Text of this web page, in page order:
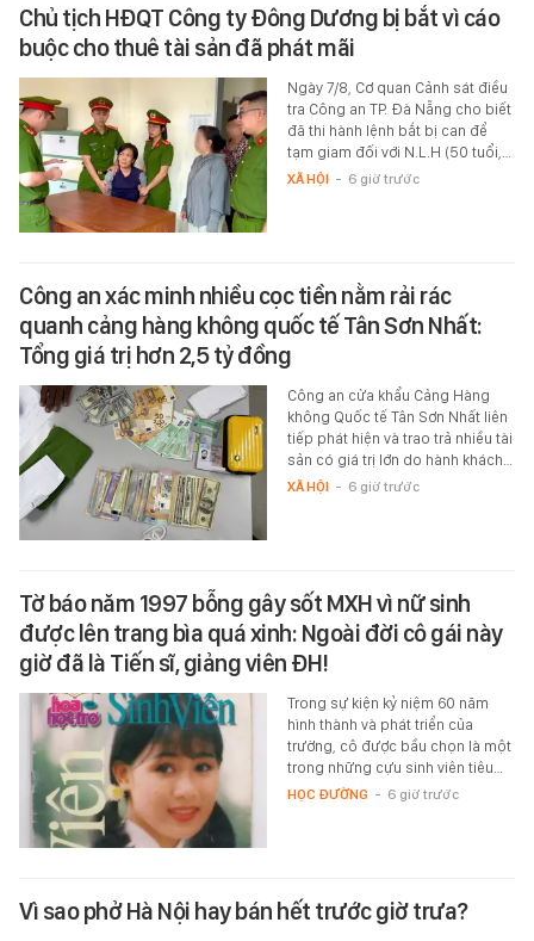
Chủ tịch HĐQT Công ty Đông Dương bị bắt vì cáo
buộc cho thuê tài sản đã phát mãi
Ngày 7/8, Cơ quan Cảnh sát điều
tra Công an TP. Đà Nẵng cho biết
đã thi hành lệnh bắt bị can để
tạm giam đối với N.L.H (50 tuổi,…
XÃ HỘI - 6 giờ trước
Công an xác minh nhiều cọc tiền nằm rải rác
quanh cảng hàng không quốc tế Tân Sơn Nhất:
Tổng giá trị hơn 2,5 tỷ đồng
Công an cửa khẩu Cảng Hàng
không Quốc tế Tân Sơn Nhất liên
tiếp phát hiện và trao trả nhiều tài
sản có giá trị lớn do hành khách…
XÃ HỘI - 6 giờ trước
Tờ báo năm 1997 bỗng gây sốt MXH vì nữ sinh
được lên trang bìa quá xinh: Ngoài đời cô gái này
giờ đã là Tiến sĩ, giảng viên ĐH!
Trong sự kiện kỷ niệm 60 năm
hình thành và phát triển của
trường, cô được bầu chọn là một
trong những cựu sinh viên tiêu…
HỌC ĐƯỜNG - 6 giờ trước
Vì sao phở Hà Nội hay bán hết trước giờ trưa?